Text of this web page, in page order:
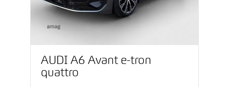
AUDI A6 Avant e-tron
quattro